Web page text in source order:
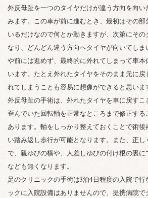
外反母趾を一つのタイヤだけが違う方向を向
みます。この車が前に進むとき、最初はその
いるだけなので何とか動きますが、次第にその
なり、どんどん違う方向へタイヤが向いてし
や前には進めず、最終的に外れてしまって車本
います。たとえ外れたタイヤをそのまま元に
れてしまうことも容易に想像ができると思いま
外反母趾の手術は、外れたタイヤを車に戻すこ
歪んでいた回転軸を正常なところまで修正す
あります。軸をしっかり整えておくことで術後
い踏み返し歩行が可能となります。また、正し
で、親ゆびの横や、人差しゆびの付け根の裏に
なども無くなります。
足のクリニックの手術は3泊4日程度の入院で
ックに入院設備はありませんので、提携病院